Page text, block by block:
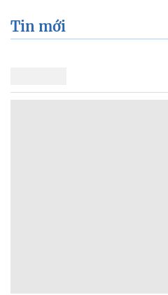
Tin mới